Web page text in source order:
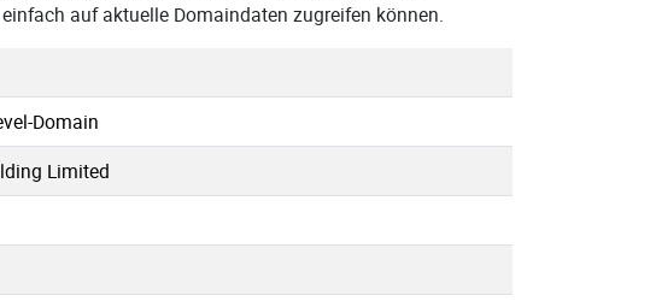
auf aktuelle Domaindaten zugreifen können.
Domain
Limited